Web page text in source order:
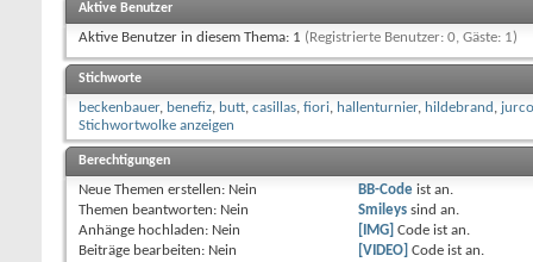
Aktive Benutzer
Aktive Benutzer in diesem Thema: 1 (Registrierte Benutzer: 0, Gäste: 1)
Stichworte
beckenbauer, benefiz, butt, casillas, fiori, hallenturnier, hildebrand ,
Stichwortwolke anzeigen
Berechtigungen
Neue Themen erstellen: Nein
Themen beantworten: Nein
Anhänge hochladen: Nein
Beiträge bearbeiten: Nein
BB-Codeist an.
Smileyssind an.
[IMG] Code ist an.
[VIDEO] Code ist an.